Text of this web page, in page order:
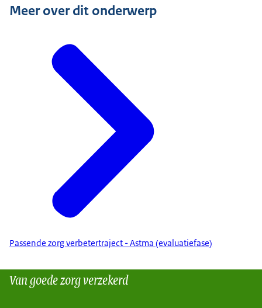
Meer over dit onderwerp
Passende zorg verbetertraject - Astma (evaluatiefase)
Van goede zorg verzekerd